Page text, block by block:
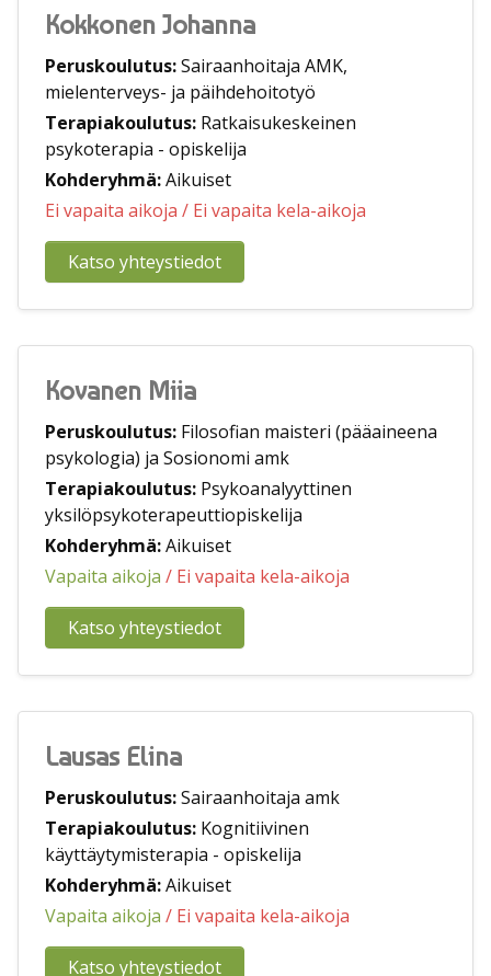
Kokkonen Johanna
Peruskoulutus:Sairaanhoitaja AMK,
mielenterveys- ja päihdehoitotyö
Terapiakoulutus: Ratkaisukeskeinen
psykoterapia - opiskelija
Kohderyhmä:Aikuiset
Ei vapaita aikoja / Ei vapaita kela-aikoja
Katso yhteystiedot
Kovanen Miia
Peruskoulutus: Filosofian maisteri (pääaineena
psykologia) ja Sosionomi amk
Terapiakoulutus: Psykoanalyyttinen
yksilöpsykoterapeuttiopiskelija
Kohderyhmä:Aikuiset
Vapaita aikoja / Ei vapaita kela-aikoja
Katso yhteystiedot
Lausas Elina
Peruskoulutus:Sairaanhoitaja amk
Terapiakoulutus: Kognitiivinen
käyttäytymisterapia - opiskelija
Kohderyhmä:Aikuiset
Vapaita aikoja / Ei vapaita kela-aikoja
Katso yhteystiedot